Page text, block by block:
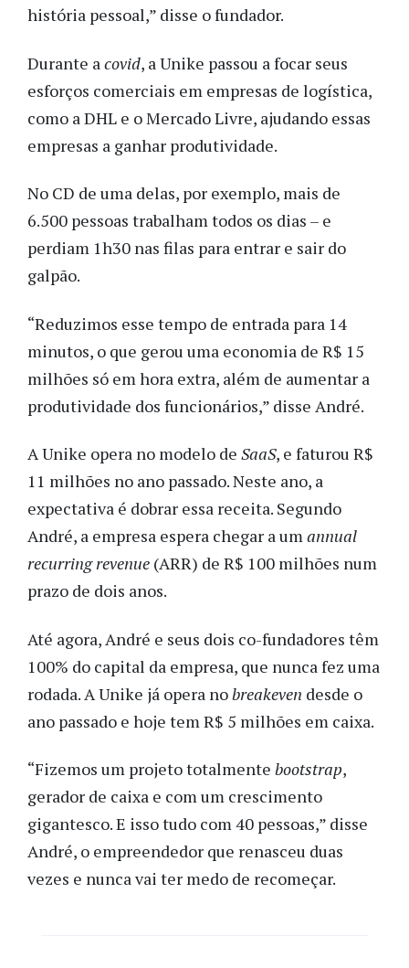
história pessoal,” disse o fundador.
Durante a covid, a Unike passou a focar seus
esforços comerciais em empresas de logística,
como a DHL e o Mercado Livre, ajudando essas
empresas a ganhar produtividade.
No CD de uma delas, por exemplo, mais de
6.500 pessoas trabalham todos os dias – e
perdiam 1h30 nas filas para entrar e sair do
galpão.
“Reduzimos esse tempo de entrada para 14
minutos, o que gerou uma economia de R$ 15
milhões só em hora extra, além de aumentar a
produtividade dos funcionários,” disse André.
A Unike opera no modelo de SaaS, e faturou R$
11 milhões no ano passado. Neste ano, a
expectativa é dobrar essa receita. Segundo
André, a empresa espera chegar a umannual
recurring revenue (ARR) de R$ 100 milhões num
prazo de dois anos.
Até agora, André e seus dois co-fundadores têm
100% do capital da empresa, que nunca fez uma
rodada. A Unike já opera nobreakeven desde o
ano passado e hoje tem R$ 5 milhões em caixa.
“Fizemos um projeto totalmente bootstrap,
gerador de caixa e com um crescimento
gigantesco. E isso tudo com 40 pessoas,” disse
André, o empreendedor que renasceu duas
vezes e nunca vai ter medo de recomeçar.